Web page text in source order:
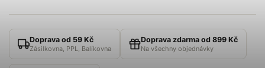
Doprava od 59 Kč
Zásilkovna, PPL, Balíkovna
Doprava zdarma od 899 Kč
Na všechny objednávky